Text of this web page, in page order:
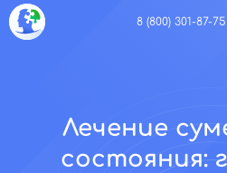
8 (800) 301-87-75
Лечение
состояния: